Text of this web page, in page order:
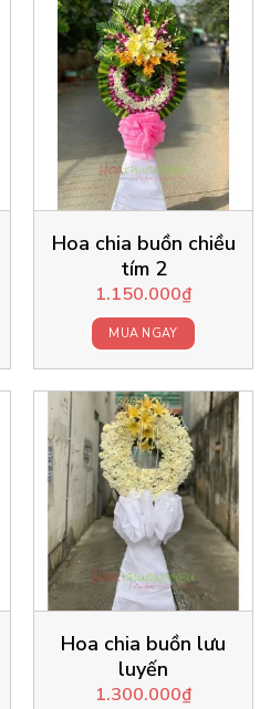
Hoa chia buồn chiều
tím 2
1.150.000₫
MUA NGAY
Hoa chia buồn lưu
luyến
1.300.000₫